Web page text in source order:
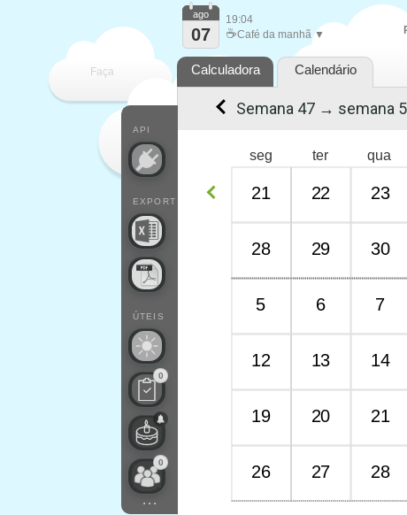
Faça
API
EXPORT
ÚTEIS
0
0
...
ago
07
19:04
☕Café da manhã ▼
Calculadora Calendário
seg ter qua
21 22 23
28 29 30
5 6 7
12 13 14
19 20 21
26 27 28
Semana 47 → semana